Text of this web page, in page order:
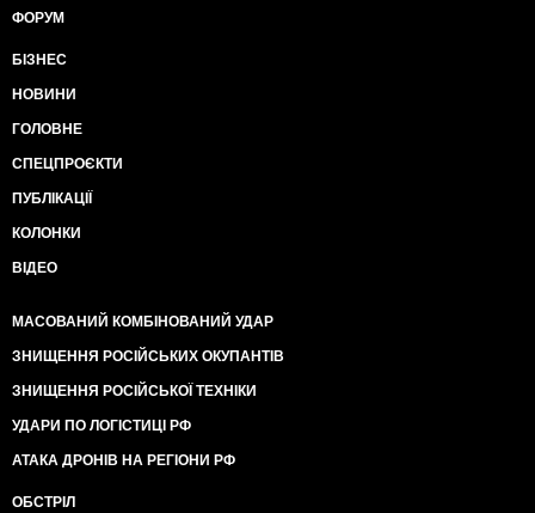
ФОРУМ
БІЗНЕС
НОВИНИ
ГОЛОВНЕ
СПЕЦПРОЄКТИ
ПУБЛІКАЦІЇ
КОЛОНКИ
ВІДЕО
МАСОВАНИЙ КОМБІНОВАНИЙ УДАР
ЗНИЩЕННЯ РОСІЙСЬКИХ ОКУПАНТІВ
ЗНИЩЕННЯ РОСІЙСЬКОЇ ТЕХНІКИ
УДАРИ ПО ЛОГІСТИЦІ РФ
АТАКА ДРОНІВ НА РЕГІОНИ РФ
ОБСТРІЛ